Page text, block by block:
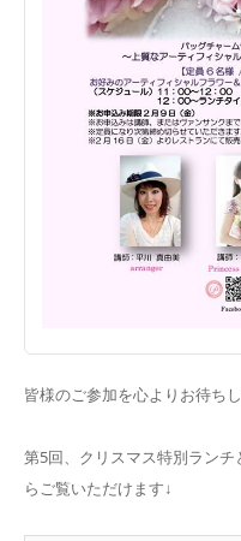
皆様のご参加を心よりお待ち
第5回、クリスマス特別ラン
らご覧いただけます↓